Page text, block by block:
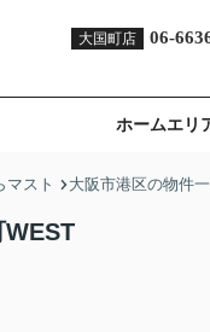
大国町店 06-
ホームエリ
マスト 大阪市港区の物件